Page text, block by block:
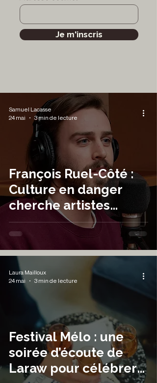
Je m'inscris
François Ruel-Côté :
Culture en danger
cherche artistes
engagé·es
Samuel Lacasse
24 mai
3 min de lecture
Festival Mélo : une
soirée d’écoute de
Laraw pour célébrer
Laura Mailloux
24 mai
3 min de lecture